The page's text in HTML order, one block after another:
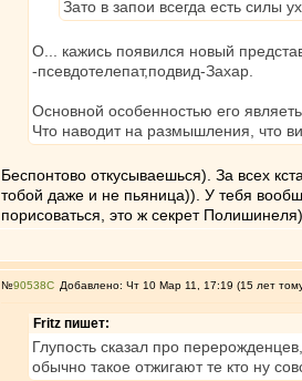
Зато в запои всегда есть силы
О... кажись появился новый
-псевдотелепат,подвид-Захар.
Основной особенностью его
Что наводит на размышления, что
Беспонтово откусываешься). За всех
тобой даже и не пьяница)). У тебя
порисоваться, это ж секрет Полишинеля)
№90538 Добавлено: Чт 10 Мар 11, 17:19 (15 лет
Fritz пишет:
Глупость сказал про
обычно такое отжигают те кто ну